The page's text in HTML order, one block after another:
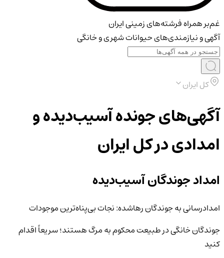
غم‌بر همراه فرشته‌های زمینی ایران
آگهی و نیازمندی‌های حیوانات شهری و خانگی
کل ایران
آگهی‌های جونده آسیب‌دیده و
امدادیدر کل ایران
امداد جوندگان آسیب‌دیده
امدادرسانی به جوندگان رهاشده: نجات بی‌پناه‌ترین موجودات
جوندگان خانگی در طبیعت محکوم به مرگ هستند؛ سریعاً اقدام
کنید